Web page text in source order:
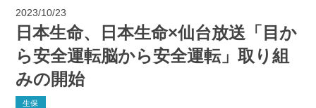
2023/10/23
日本生命、日本生命×仙台放送「目か
ら安全運転脳から安全運転」取り組
みの開始
生保